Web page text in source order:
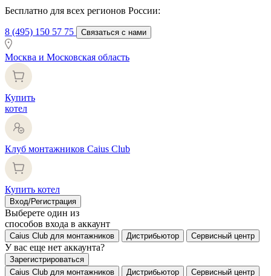
Бесплатно для всех регионов России:
8 (495) 150 57 75 Связаться с нами
Москва и Московская область
Купить
котел
Клуб монтажников Caius Club
Купить котел
Вход/Регистрация
Выберете один из
способов входа в аккаунт
Caius Club для монтажников Дистрибьютор Сервисный центр
У вас еще нет аккаунта?
Зарегистрироваться
Caius Club для монтажников
Дистрибьютор
Сервисный центр